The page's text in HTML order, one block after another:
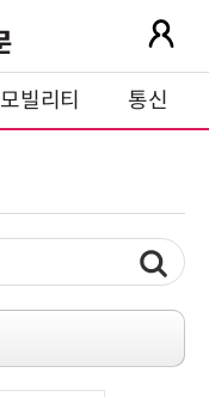
모빌리티 통신